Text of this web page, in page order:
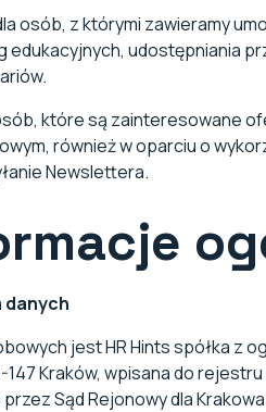
osób, z którymi zawieramy
edukacyjnych, udostępniania
które są zainteresowane
również w oparciu o
Newslettera.
jest HR Hints spółka z
147 Kraków, wpisana do
Sąd Rejonowy dla Krakowa